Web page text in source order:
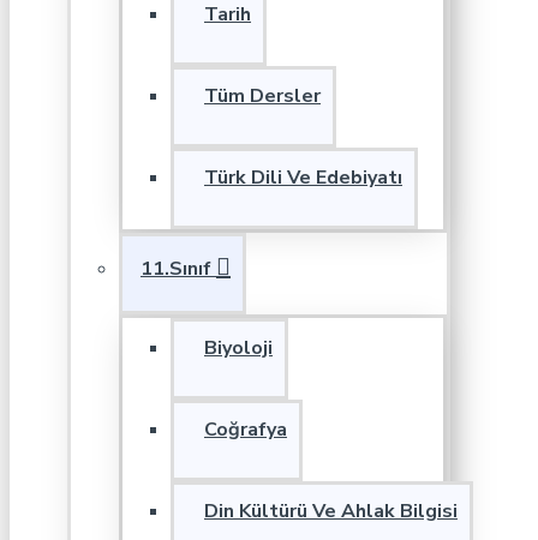
Tarih
Tüm Dersler
Türk Dili Ve Edebiyatı
11.Sınıf
Biyoloji
Coğrafya
Din Kültürü Ve Ahlak Bilgisi